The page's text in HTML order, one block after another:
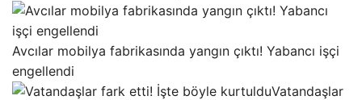
Avcılar mobilya fabrikasında yangın çıktı! Yabancı işçi
engellendi
Vatandaşlar